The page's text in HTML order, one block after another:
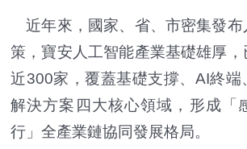
近年來，國家、省、市密集發布
策，寶安人工智能產業基礎雄厚
近300家，覆蓋基礎支撐、AI終端
解決方案四大核心領域，形成
行」全產業鏈協同發展格局。